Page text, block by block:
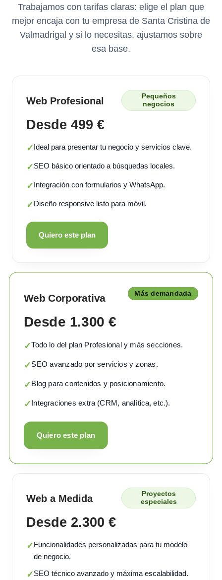
Trabajamos con tarifas claras: elige el plan que
mejor encaja con tu empresa de Santa Cristina de
Valmadrigal y si lo necesitas, ajustamos sobre
esa base.
Web Profesional
Pequeños
negocios
Desde 499 €
✓Ideal para presentar tu negocio y servicios clave.
✓SEO básico orientado a búsquedas locales.
✓Integración con formularios y WhatsApp.
✓Diseño responsive listo para móvil.
Quiero este plan
Web Corporativa Más demandada
Desde 1.300 €
✓Todo lo del plan Profesional y más secciones.
✓SEO avanzado por servicios y zonas.
✓Blog para contenidos y posicionamiento.
✓Integraciones extra (CRM, analítica, etc.).
Quiero este plan
Web a Medida
Proyectos
especiales
Desde 2.300 €
✓Funcionalidades personalizadas para tu modelo
de negocio.
✓SEO técnico avanzado y máxima escalabilidad.